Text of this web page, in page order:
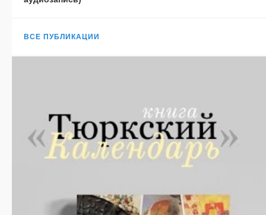
ВСЕ ПУБЛИКАЦИИ